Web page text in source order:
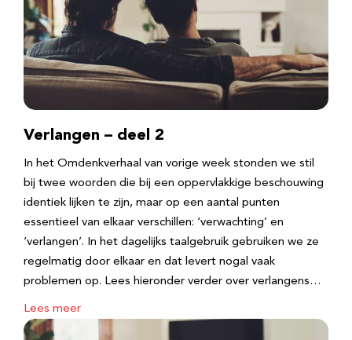
Verlangen – deel 2
In het Omdenkverhaal van vorige week stonden we stil
bij twee woorden die bij een oppervlakkige beschouwing
identiek lijken te zijn, maar op een aantal punten
essentieel van elkaar verschillen: ‘verwachting’ en
‘verlangen’. In het dagelijks taalgebruik gebruiken we ze
regelmatig door elkaar en dat levert nogal vaak
problemen op. Lees hieronder verder over verlangens…
Lees meer